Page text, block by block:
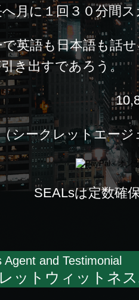
月に１回３０分間
英語も日本語も話
き出すであろう。
シークレットエージ
SEALsは定数確
and Testimonial
ットウィットネ